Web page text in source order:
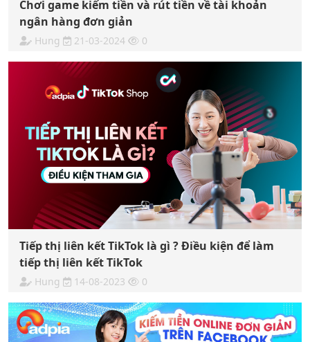
Chơi game kiếm tiền và rút tiền về tài khoản
ngân hàng đơn giản
Hung 21-03-2024 0
Tiếp thị liên kết TikTok là gì ? Điều kiện để làm
tiếp thị liên kết TikTok
Hung 14-08-2023 0